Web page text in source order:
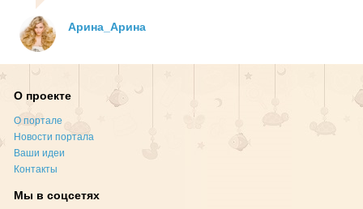
Арина_Арина
О проекте
О портале
Новости портала
Ваши идеи
Контакты
Мы в соцсетях